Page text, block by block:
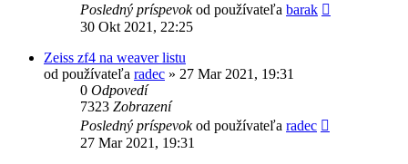
Posledný príspevokod používateľa barak
30 Okt 2021, 22:25
Zeiss zf4 na weaver listu
od používateľa radec » 27 Mar 2021, 19:31
0 Odpovedí
7323 Zobrazení
Posledný príspevokod používateľa radec
27 Mar 2021, 19:31